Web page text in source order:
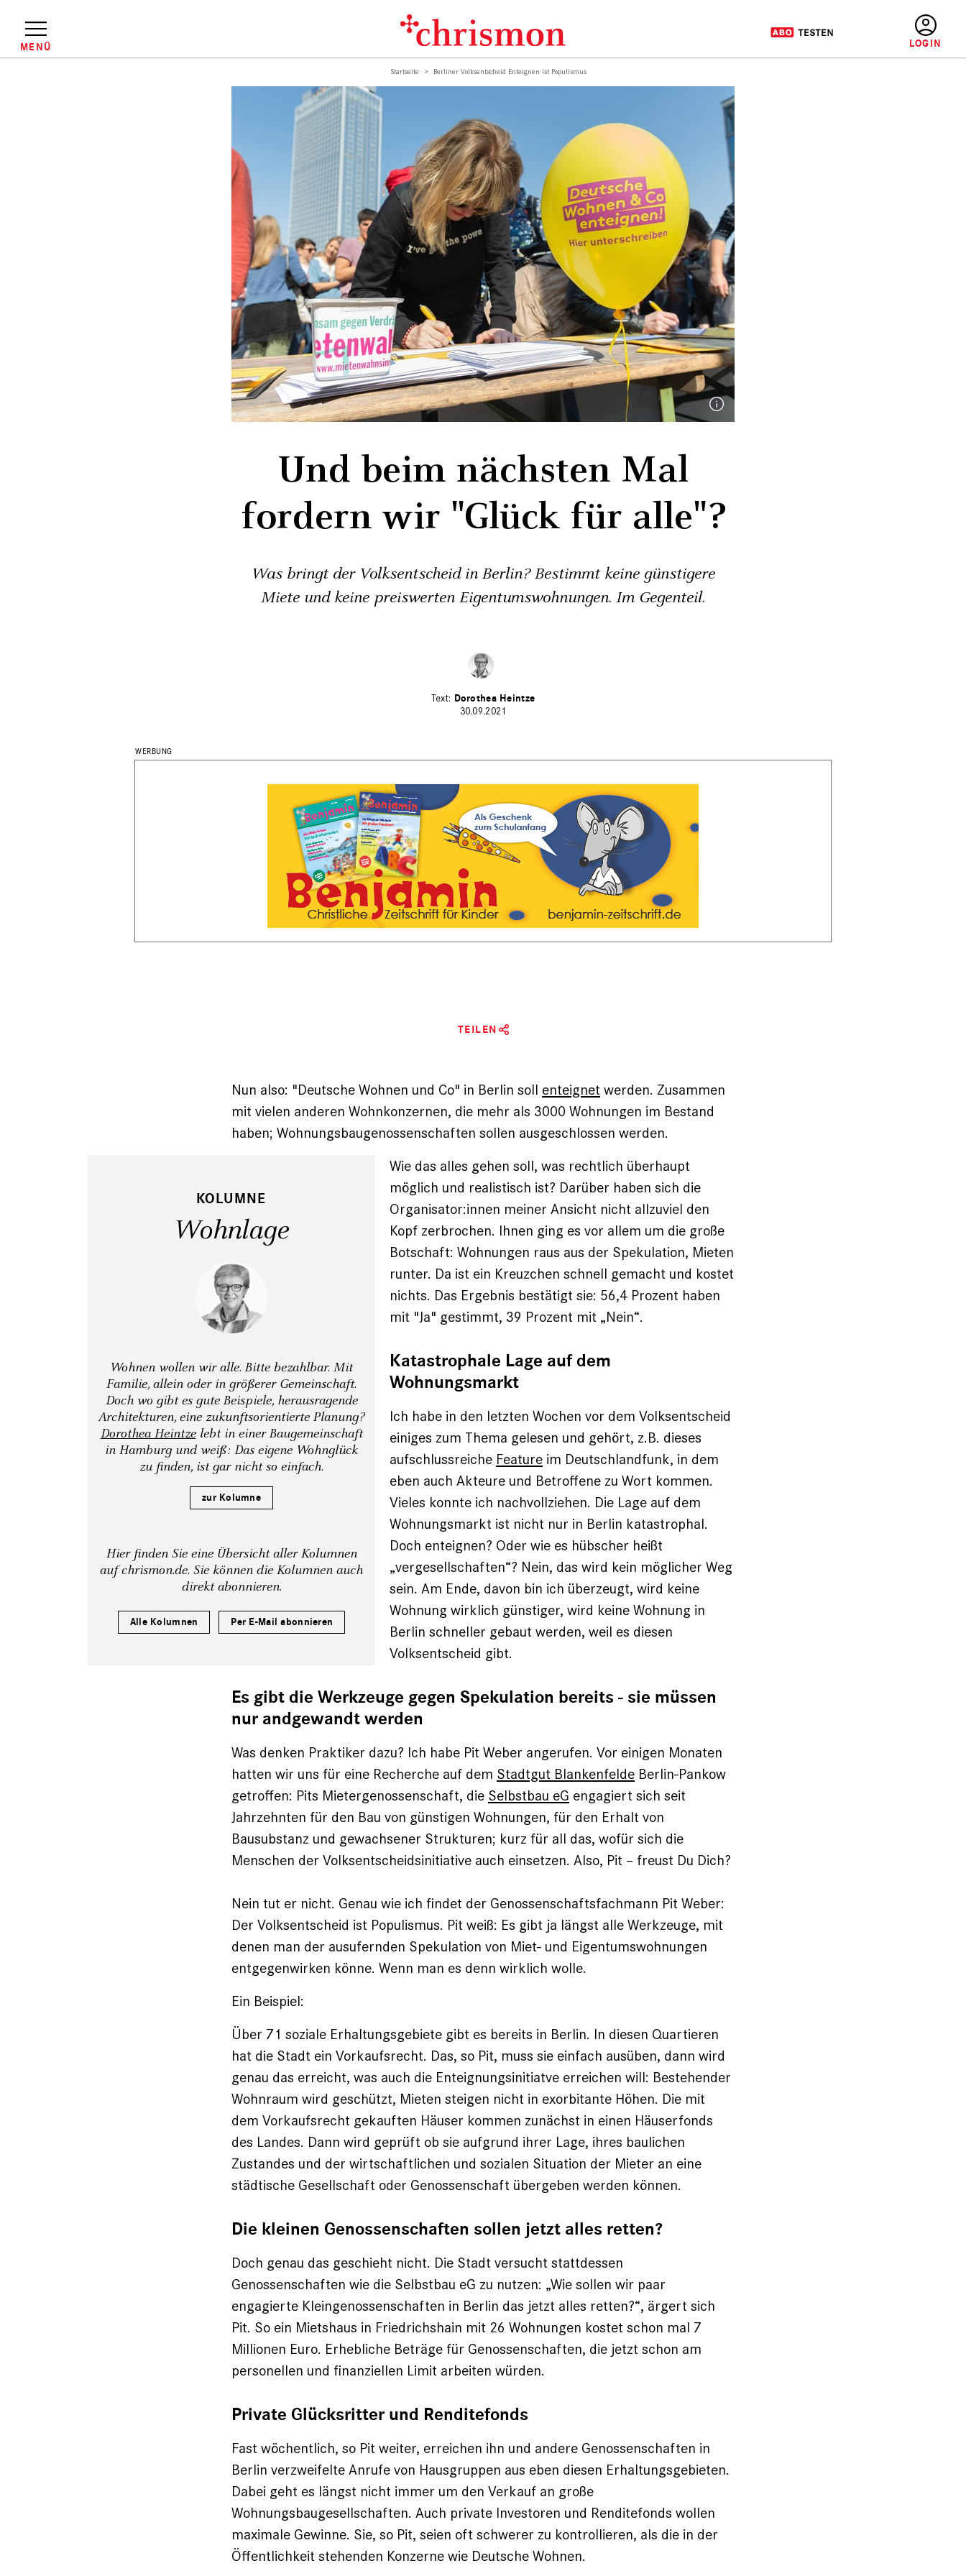
Inhalt
MENÜ
Startseite Berliner Volksentscheid Enteignen ist Populismus
Und beim nächsten Mal
fordern wir "Glück für alle"?
Was bringt der Volksentscheid in Berlin? Bestimmt keine günstigere
Miete und keine preiswerten Eigentumswohnungen. Im Gegenteil.
Dorothea Heintze
30.09.2021
TEILEN
Nun also: "Deutsche Wohnen und Co" in Berlin soll enteignet werden. Zusammen
mit vielen anderen Wohnkonzernen, die mehr als 3000 Wohnungen im Bestand
haben; Wohnungsbaugenossenschaften sollen ausgeschlossen werden.
KOLUMNE
Wohnlage
Wohnen wollen wir alle. Bitte bezahlbar. Mit
Familie, allein oder in größerer Gemeinschaft.
Doch wo gibt es gute Beispiele, herausragende
Architekturen, eine zukunftsorientierte Planung?
Dorothea Heintzelebt in einer Baugemeinschaft
in Hamburg und weiß: Das eigene Wohnglück
zu finden, ist gar nicht so einfach.
zur Kolumne
Hier finden Sie eine Übersicht aller Kolumnen
auf chrismon.de. Sie können die Kolumnen auch
direkt abonnieren.
Alle Kolumnen Per E-Mail abonnieren
Wie das alles gehen soll, was rechtlich überhaupt
möglich und realistisch ist? Darüber haben sich die
Organisator:innen meiner Ansicht nicht allzuviel den
Kopf zerbrochen. Ihnen ging es vor allem um die große
Botschaft: Wohnungen raus aus der Spekulation, Mieten
runter. Da ist ein Kreuzchen schnell gemacht und kostet
nichts. Das Ergebnis bestätigt sie: 56,4 Prozent haben
mit "Ja" gestimmt, 39 Prozent mit „Nein“.
Katastrophale Lage auf dem
Wohnungsmarkt
Ich habe in den letzten Wochen vor dem Volksentscheid
einiges zum Thema gelesen und gehört, z.B. dieses
aufschlussreiche Feature im Deutschlandfunk, in dem
eben auch Akteure und Betroffene zu Wort kommen.
Vieles konnte ich nachvollziehen. Die Lage auf dem
Wohnungsmarkt ist nicht nur in Berlin katastrophal.
Doch enteignen? Oder wie es hübscher heißt
„vergesellschaften“? Nein, das wird kein möglicher Weg
sein. Am Ende, davon bin ich überzeugt, wird keine
Wohnung wirklich günstiger, wird keine Wohnung in
Berlin schneller gebaut werden, weil es diesen
Volksentscheid gibt.
Es gibt die Werkzeuge gegen Spekulation bereits - sie müssen
nur andgewandt werden
Was denken Praktiker dazu? Ich habe Pit Weber angerufen. Vor einigen Monaten
hatten wir uns für eine Recherche auf dem Stadtgut Blankenfelde Berlin-Pankow
getroffen: Pits Mietergenossenschaft, die Selbstbau eG engagiert sich seit
Jahrzehnten für den Bau von günstigen Wohnungen, für den Erhalt von
Bausubstanz und gewachsener Strukturen; kurz für all das, wofür sich die
Menschen der Volksentscheidsinitiative auch einsetzen. Also, Pit – freust Du Dich?
Nein tut er nicht. Genau wie ich findet der Genossenschaftsfachmann Pit Weber:
Der Volksentscheid ist Populismus. Pit weiß: Es gibt ja längst alle Werkzeuge, mit
denen man der ausufernden Spekulation von Miet- und Eigentumswohnungen
entgegenwirken könne. Wenn man es denn wirklich wolle.
Ein Beispiel:
Über 71 soziale Erhaltungsgebiete gibt es bereits in Berlin. In diesen Quartieren
hat die Stadt ein Vorkaufsrecht. Das, so Pit, muss sie einfach ausüben, dann wird
genau das erreicht, was auch die Enteignungsinitiatve erreichen will: Bestehender
Wohnraum wird geschützt, Mieten steigen nicht in exorbitante Höhen. Die mit
dem Vorkaufsrecht gekauften Häuser kommen zunächst in einen Häuserfonds
des Landes. Dann wird geprüft ob sie aufgrund ihrer Lage, ihres baulichen
Zustandes und der wirtschaftlichen und sozialen Situation der Mieter an eine
städtische Gesellschaft oder Genossenschaft übergeben werden können.
Die kleinen Genossenschaften sollen jetzt alles retten?
Doch genau das geschieht nicht. Die Stadt versucht stattdessen
Genossenschaften wie die Selbstbau eG zu nutzen: „Wie sollen wir paar
engagierte Kleingenossenschaften in Berlin das jetzt alles retten?“, ärgert sich
Pit. So ein Mietshaus in Friedrichshain mit 26 Wohnungen kostet schon mal 7
Millionen Euro. Erhebliche Beträge für Genossenschaften, die jetzt schon am
personellen und finanziellen Limit arbeiten würden.
Private Glücksritter und Renditefonds
Fast wöchentlich, so Pit weiter, erreichen ihn und andere Genossenschaften in
Berlin verzweifelte Anrufe von Hausgruppen aus eben diesen Erhaltungsgebieten.
Dabei geht es längst nicht immer um den Verkauf an große
Wohnungsbaugesellschaften. Auch private Investoren und Renditefonds wollen
maximale Gewinne. Sie, so Pit, seien oft schwerer zu kontrollieren, als die in der
Öffentlichkeit stehenden Konzerne wie Deutsche Wohnen.